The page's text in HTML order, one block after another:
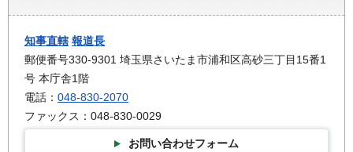
知事直轄 報道長
郵便番号330-9301 埼玉県さいたま市浦和区高砂三丁目15番1
号 本庁舎1階
電話： 048-830-2070
ファックス：048-830-0029
お問い合わせフォーム